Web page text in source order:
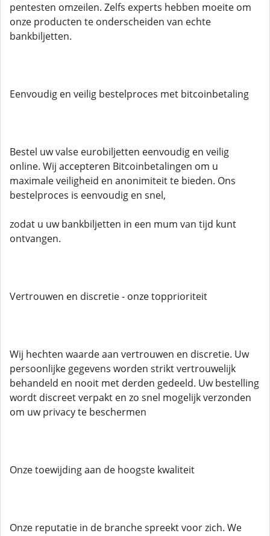
pentesten omzeilen. Zelfs experts hebben moeite om
onze producten te onderscheiden van echte
bankbiljetten.
Eenvoudig en veilig bestelproces met bitcoinbetaling
Bestel uw valse eurobiljetten eenvoudig en veilig
online. Wij accepteren Bitcoinbetalingen om u
maximale veiligheid en anonimiteit te bieden. Ons
bestelproces is eenvoudig en snel,
zodat u uw bankbiljetten in een mum van tijd kunt
ontvangen.
Vertrouwen en discretie - onze topprioriteit
Wij hechten waarde aan vertrouwen en discretie. Uw
persoonlijke gegevens worden strikt vertrouwelijk
behandeld en nooit met derden gedeeld. Uw bestelling
wordt discreet verpakt en zo snel mogelijk verzonden
om uw privacy te beschermen
Onze toewijding aan de hoogste kwaliteit
Onze reputatie in de branche spreekt voor zich. We